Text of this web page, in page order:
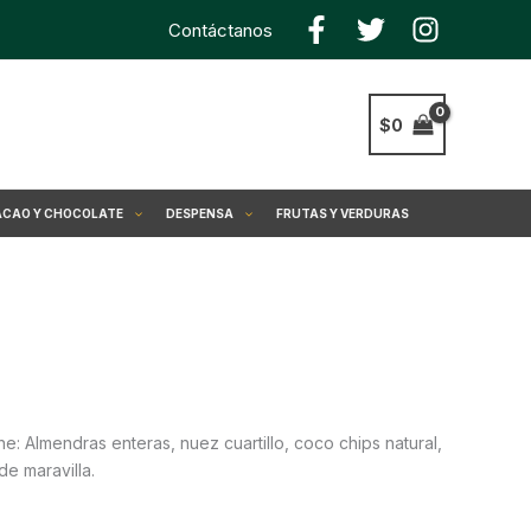
Contáctanos
$0
Y CHOCOLATE DESPENSA FRUTAS Y VERDURAS
Almendras enteras, nuez cuartillo, coco chips natural,
maravilla.